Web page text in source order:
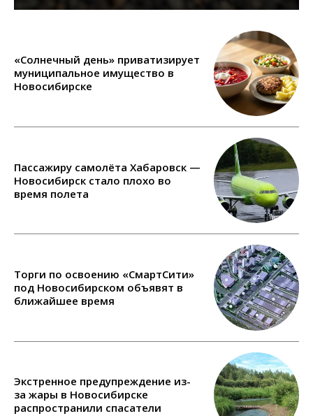
«Солнечный день» приватизирует
муниципальное имущество в
Новосибирске
Пассажиру самолёта Хабаровск —
Новосибирск стало плохо во
время полета
Торги по освоению «СмартСити»
под Новосибирском объявят в
ближайшее время
Экстренное предупреждение из-
за жары в Новосибирске
распространили спасатели